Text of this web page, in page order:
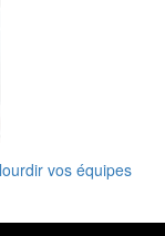
vos équipes